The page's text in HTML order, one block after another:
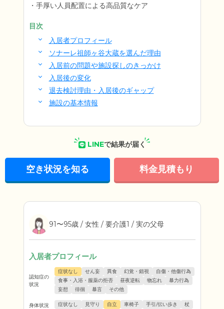
手厚い人員配置による高品質なケア
目次
入居者プロフィール
ソナーレ祖師ヶ谷大蔵を選んだ理由
入居前の問題や施設探しのきっかけ
入居後の変化
退去検討理由・入居後のギャップ
施設の基本情報
LINEで結果が届く
空き状況を知る 料金見積もり
91〜95歳 / 女性 / 要介護1 / 実の父母
入居者プロフィール
認知症の
状況
症状なし せん妄 異食 幻覚・錯視
自傷・他傷行為
食事・入浴・服薬の拒否
昼夜逆転 物忘れ
暴力行為
妄想
徘徊 暴言 その他
身体状況
症状なし 見守り 自立 車椅子 手引/伝い歩き
杖